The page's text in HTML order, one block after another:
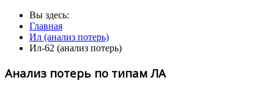
Вы здесь:
Главная
Ил (анализ потерь)
Ил-62 (анализ потерь)
Анализ потерь по типам ЛА